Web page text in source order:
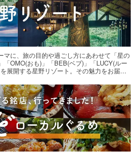
マに、旅の目的や過ごし方にあわせて「星の
「OMO(おも)」「BEB(ベブ)」「LUCY(ルー
展開する星野リゾート。その魅力をお届け